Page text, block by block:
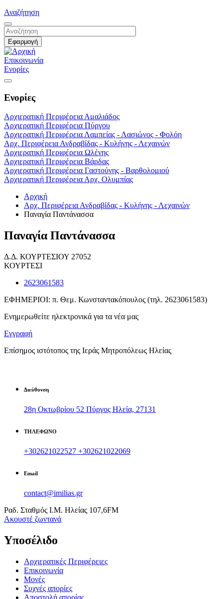
Αναζήτηση
Επικοινωνία
Ενορίες
Ενορίες
Αρχιερατική Περιφέρεια Αμαλιάδος
Αρχιερατική Περιφέρεια Πύργου
Αρχιερατική Περιφέρεια Λαμπείας - Λασιώνος - Φολόη
Αρχ. Περιφέρεια Ανδραβίδας - Κυλήνης - Λεχαινών
Αρχιερατική Περιφέρεια Ωλένης
Αρχιερατική Περιφέρεια Βάρδας
Αρχιερατική Περιφέρεια Γαστούνης - Βαρθολομιού
Αρχιερατική Περιφέρεια Αρχ. Ολυμπίας
Αρχική
Αρχ. Περιφέρεια Ανδραβίδας - Κυλήνης - Λεχαινών
Παναγία Παντάνασσα
Παναγία Παντάνασσα
Δ.Δ. ΚΟΥΡΤΕΣΙΟΥ 27052
ΚΟΥΡΤΕΣΙ
2623061583
ΕΦΗΜΕΡΙΟΙ: π. Θεμ. Κωνσταντακόπουλος (τηλ. 2623061583)
Ενημερωθείτε ηλεκτρονικά για τα νέα μας
Εγγραφή
Επίσημος ιστότοπος της Ιεράς Μητροπόλεως Ηλείας
Διεύθυνση
28η Οκτωβρίου 52 Πύργος Ηλεία, 27131
ΤΗΛΕΦΩΝΟ
+302621022527 +302621022069
Email
contact@imilias.gr
Ραδ. Σταθμός Ι.Μ. Ηλείας 107,6FM
Aκουστέ ζωντανά
Υποσέλιδο
Αρχιερατικές Περιφέρειες
Επικοινωνία
Μονές
Συχνές απορίες
Αποστολή απορίας